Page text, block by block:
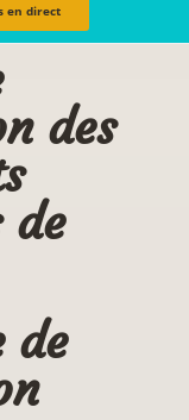
en direct
des
de
de